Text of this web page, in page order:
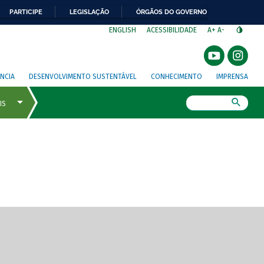
PARTICIPE LEGISLAÇÃO ÓRGÃOS DO GOVERNO
ENGLISH ACESSIBILIDADE A+ A-
DESENVOLVIMENTO SUSTENTÁVEL CONHECIMENTO IMPRENSA
de tela